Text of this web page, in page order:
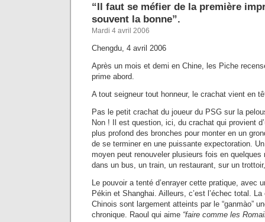
“Il faut se méfier de la première
souvent la bonne”.
Mardi 4 avril 2006
Chengdu, 4 avril 2006
Après un mois et demi en Chine, les Piche
prime abord.
A tout seigneur tout honneur, le crachat vient en
Pas le petit crachat du joueur du PSG sur la
Non ! Il est question, ici, du crachat qui provient
plus profond des bronches pour monter en un
de se terminer en une puissante expectoration.
moyen peut renouveler plusieurs fois en quelques
dans un bus, un train, un restaurant, sur un
Le pouvoir a tenté d’enrayer cette pratique, avec
Pékin et Shanghai. Ailleurs, c’est l’échec total.
Chinois sont largement atteints par le “ganmào”
chronique. Raoul qui aime “faire comme les